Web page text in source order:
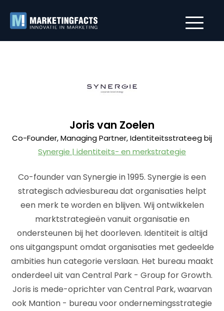
Joris van Zoelen
Co-Founder, Managing Partner, Identiteitsstrateeg bij
Synergie | identiteits- en merkstrategie
Co-founder van Synergie in 1995. Synergie is een
strategisch adviesbureau dat organisaties helpt
een merk te worden en blijven. Wij ontwikkelen
marktstrategieën vanuit organisatie en
ondersteunen bij het doorleven. Identiteit is altijd
ons uitgangspunt omdat organisaties met gedeelde
ambities hun categorie verslaan. Het bureau maakt
onderdeel uit van Central Park - Group for Growth.
Joris is mede-oprichter van Central Park, waarvan
ook Mantion - bureau voor ondernemingsstrategie